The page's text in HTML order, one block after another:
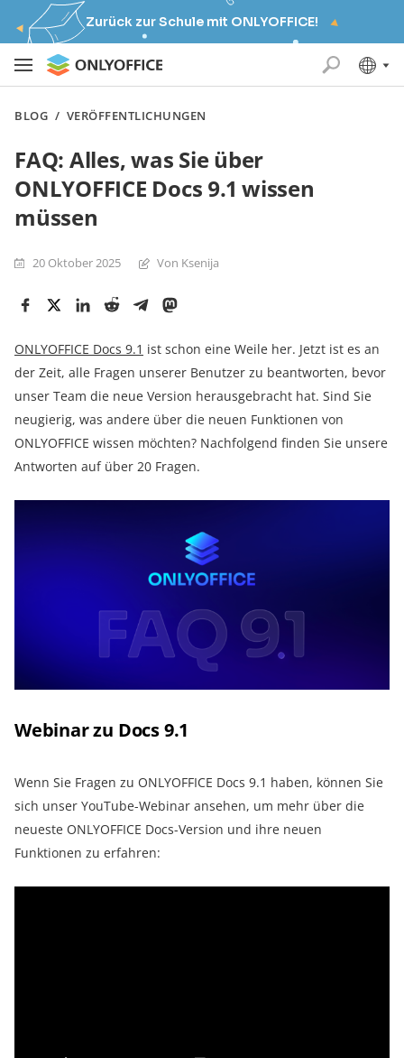
Zurück zur Schule mit ONLYOFFICE!
BLOG / VERÖFFENTLICHUNGEN
FAQ: Alles, was Sie über
ONLYOFFICE Docs 9.1 wissen
müssen
20 Oktober 2025 Von Ksenija
ONLYOFFICE Docs 9.1 ist schon eine Weile her. Jetzt ist es an
der Zeit, alle Fragen unserer Benutzer zu beantworten, bevor
unser Team die neue Version herausgebracht hat. Sind Sie
neugierig, was andere über die neuen Funktionen von
ONLYOFFICE wissen möchten? Nachfolgend finden Sie unsere
Antworten auf über 20 Fragen.
Webinar zu Docs 9.1
Wenn Sie Fragen zu ONLYOFFICE Docs 9.1 haben, können Sie
sich unser YouTube-Webinar ansehen, um mehr über die
neueste ONLYOFFICE Docs-Version und ihre neuen
Funktionen zu erfahren: